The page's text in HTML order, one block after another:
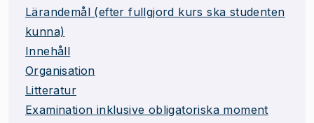
Lärandemål (efter fullgjord kurs ska studenten
kunna)
Innehåll
Organisation
Litteratur
Examination inklusive obligatoriska moment